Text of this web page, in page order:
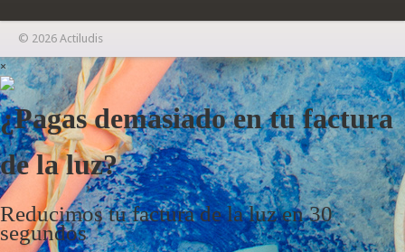
© 2026 Actiludis
×
¿Pagas demasiado en tu factura
de la luz?
Reducimos tu factura de la luz en 30
segundos